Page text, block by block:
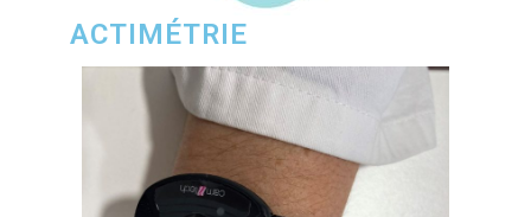
ACTIMÉTRIE